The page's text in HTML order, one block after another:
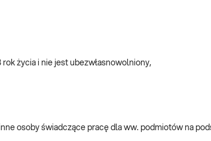
życia i nie jest ubezwłasnowolniony,
osoby świadczące pracę dla ww. podmiotów na